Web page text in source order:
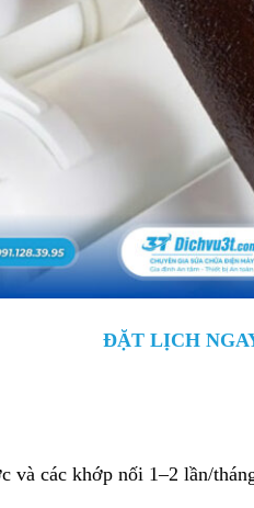
ĐẶT LỊCH
và các khớp nối 1–2 lần/